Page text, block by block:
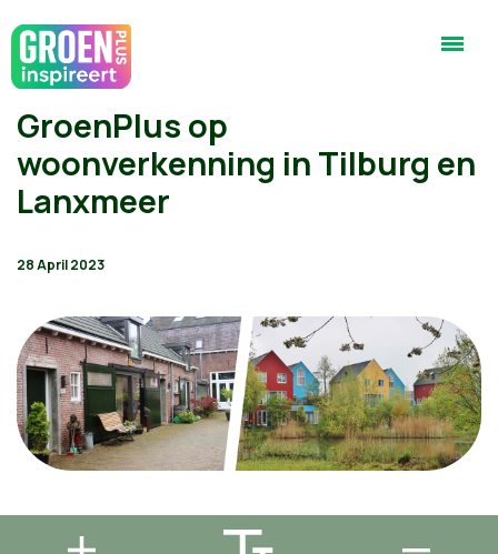
GroenPlus op
woonverkenning in Tilburg en
Lanxmeer
28 April 2023